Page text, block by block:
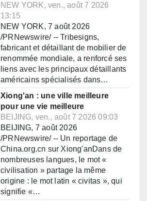
NEW YORK, ven., août 7 2026
13:15
NEW YORK, 7 août 2026
/PRNewswire/ -- Tribesigns,
fabricant et détaillant de mobilier de
renommée mondiale, a renforcé ses
liens avec les principaux détaillants
américains spécialisés dans…
Xiong'an : une ville meilleure
pour une vie meilleure
BEIJING, ven., août 7 2026 09:03
BEIJING, 7 août 2026
/PRNewswire/ -- Un reportage de
China.org.cn sur Xiong'anDans de
nombreuses langues, le mot «
civilisation » partage la même
origine : le mot latin « civitas », qui
signifie «…